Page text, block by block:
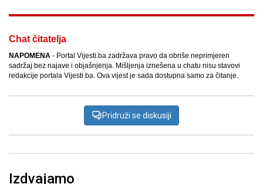
Chat čitatelja
NAPOMENA - Portal Vijesti.ba zadržava pravo da obriše neprimjeren
sadržaj bez najave i objašnjenja. Mišljenja iznešena u chatu nisu stavovi
redakcije portala Vijesti.ba. Ova vijest je sada dostupna samo za čitanje.
Pridruži se diskusiji
Izdvajamo